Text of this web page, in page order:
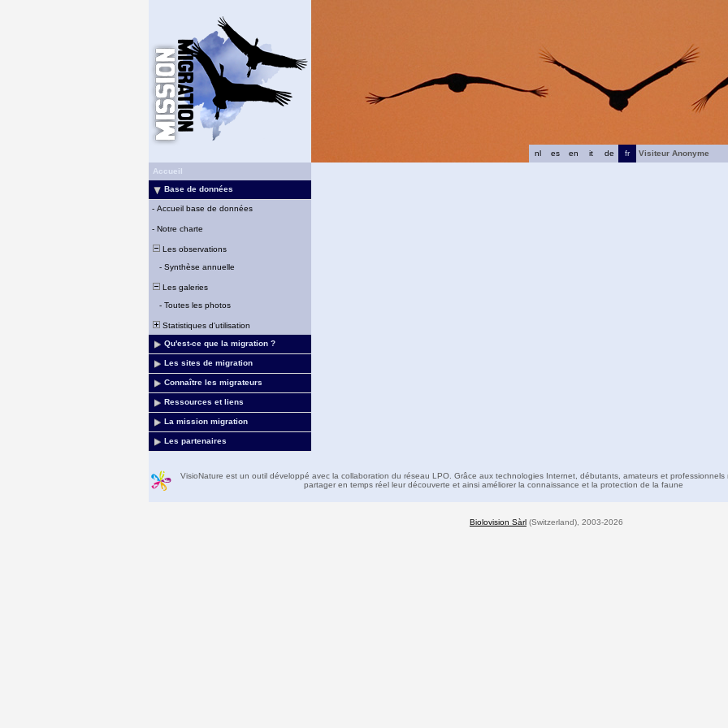
fr
de
it
en
es
nl
Visiteur Anonyme
Accueil
Base de données
- Accueil base de données
- Notre charte
Les observations
- Synthèse annuelle
Les galeries
- Toutes les photos
Statistiques d'utilisation
Qu'est-ce que la migration ?
Les sites de migration
Connaître les migrateurs
Ressources et liens
La mission migration
Les partenaires
VisioNature est un outil développé avec la collaboration du réseau LPO. Grâce aux technologies Internet, débutants, amateurs et professionnels
partager en temps réel leur découverte et ainsi améliorer la connaissance et la protection de la faune
Biolovision Sàrl (Switzerland), 2003-2026